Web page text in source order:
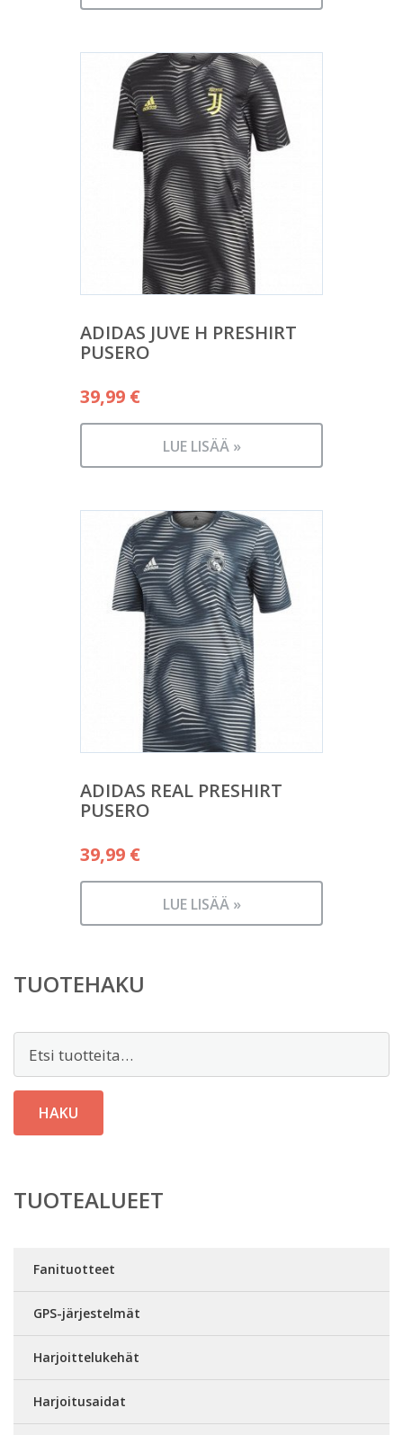
ADIDAS JUVE H PRESHIRT
PUSERO
39,99 €
LUE LISÄÄ »
ADIDAS REAL PRESHIRT
PUSERO
39,99 €
LUE LISÄÄ »
TUOTEHAKU
Etsi:
HAKU
TUOTEALUEET
Fanituotteet
GPS-järjestelmät
Harjoittelukehät
Harjoitusaidat